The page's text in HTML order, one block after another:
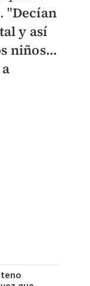
"Decían
y así
niños...